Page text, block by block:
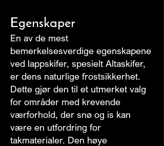
Egenskaper
En av de mest
bemerkelsesverdige egenskapene
ved lappskifer, spesielt Altaskifer,
er dens naturlige frostsikkerhet.
Dette gjør den til et utmerket valg
for områder med krevende
værforhold, der snø og is kan
være en utfordring for
takmaterialer. Den høye